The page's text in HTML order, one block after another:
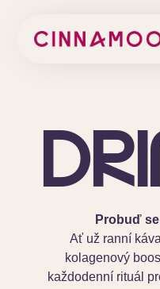
DRI
Probuď
Ať už ranní
kolagenový
každodenní rituál